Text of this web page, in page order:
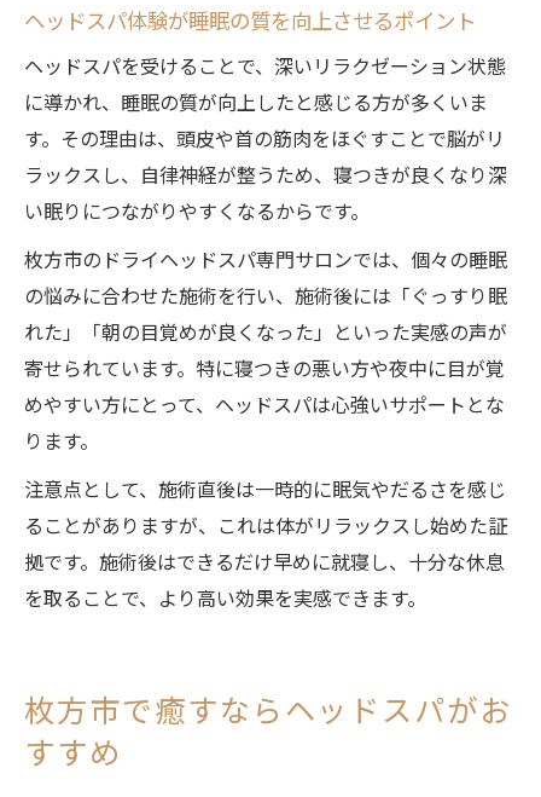
ヘッドスパ体験が睡眠の質を向上させるポイント
ヘッドスパを受けることで、深いリラクゼーション状態
に導かれ、睡眠の質が向上したと感じる方が多くいま
す。その理由は、頭皮や首の筋肉をほぐすことで脳がリ
ラックスし、自律神経が整うため、寝つきが良くなり深
い眠りにつながりやすくなるからです。
枚方市のドライヘッドスパ専門サロンでは、個々の睡眠
の悩みに合わせた施術を行い、施術後には「ぐっすり眠
れた」「朝の目覚めが良くなった」といった実感の声が
寄せられています。特に寝つきの悪い方や夜中に目が覚
めやすい方にとって、ヘッドスパは心強いサポートとな
ります。
注意点として、施術直後は一時的に眠気やだるさを感じ
ることがありますが、これは体がリラックスし始めた証
拠です。施術後はできるだけ早めに就寝し、十分な休息
を取ることで、より高い効果を実感できます。
枚方市で癒すならヘッドスパがお
すすめ